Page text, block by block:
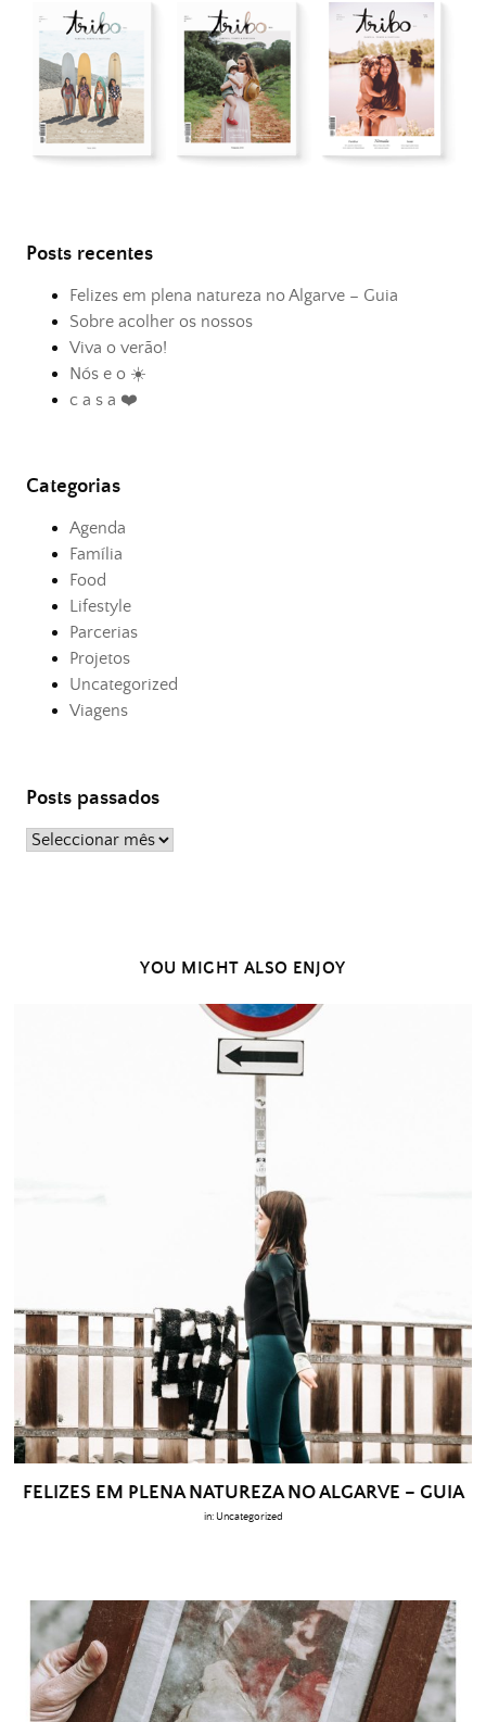
Posts recentes
Felizes em plena natureza no Algarve – Guia
Sobre acolher os nossos
Viva o verão!
Nós e o ☀️
c a s a ❤️
Categorias
Agenda
Família
Food
Lifestyle
Parcerias
Projetos
Uncategorized
Viagens
Posts passados
Posts
YOU MIGHT ALSO ENJOY
FELIZES EM PLENA NATUREZA NO ALGARVE – GUIA
in: Uncategorized